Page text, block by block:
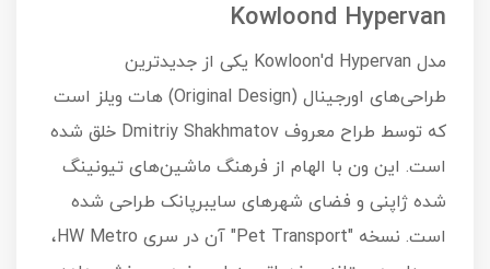
Kowloond Hypervan
مدل Kowloon'd Hypervan یکی از جدیدترین
طراحی‌های اورجینال (Original Design) هات ویلز است
که توسط طراح معروف Dmitriy Shakhmatov خلق شده
است. این ون با الهام از فرهنگ ماشین‌های تیونینگ
شده ژاپنی و فضای شهرهای سایبرپانک طراحی شده
است. نسخه "Pet Transport" آن در سری HW Metro،